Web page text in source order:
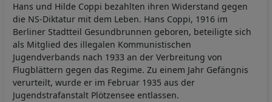
Hans und Hilde Coppi bezahlten ihren Widerstand gegen
die NS-Diktatur mit dem Leben. Hans Coppi, 1916 im
Berliner Stadtteil Gesundbrunnen geboren, beteiligte sich
als Mitglied des illegalen Kommunistischen
Jugendverbands nach 1933 an der Verbreitung von
Flugblättern gegen das Regime. Zu einem Jahr Gefängnis
verurteilt, wurde er im Februar 1935 aus der
Jugendstrafanstalt Plötzensee entlassen.